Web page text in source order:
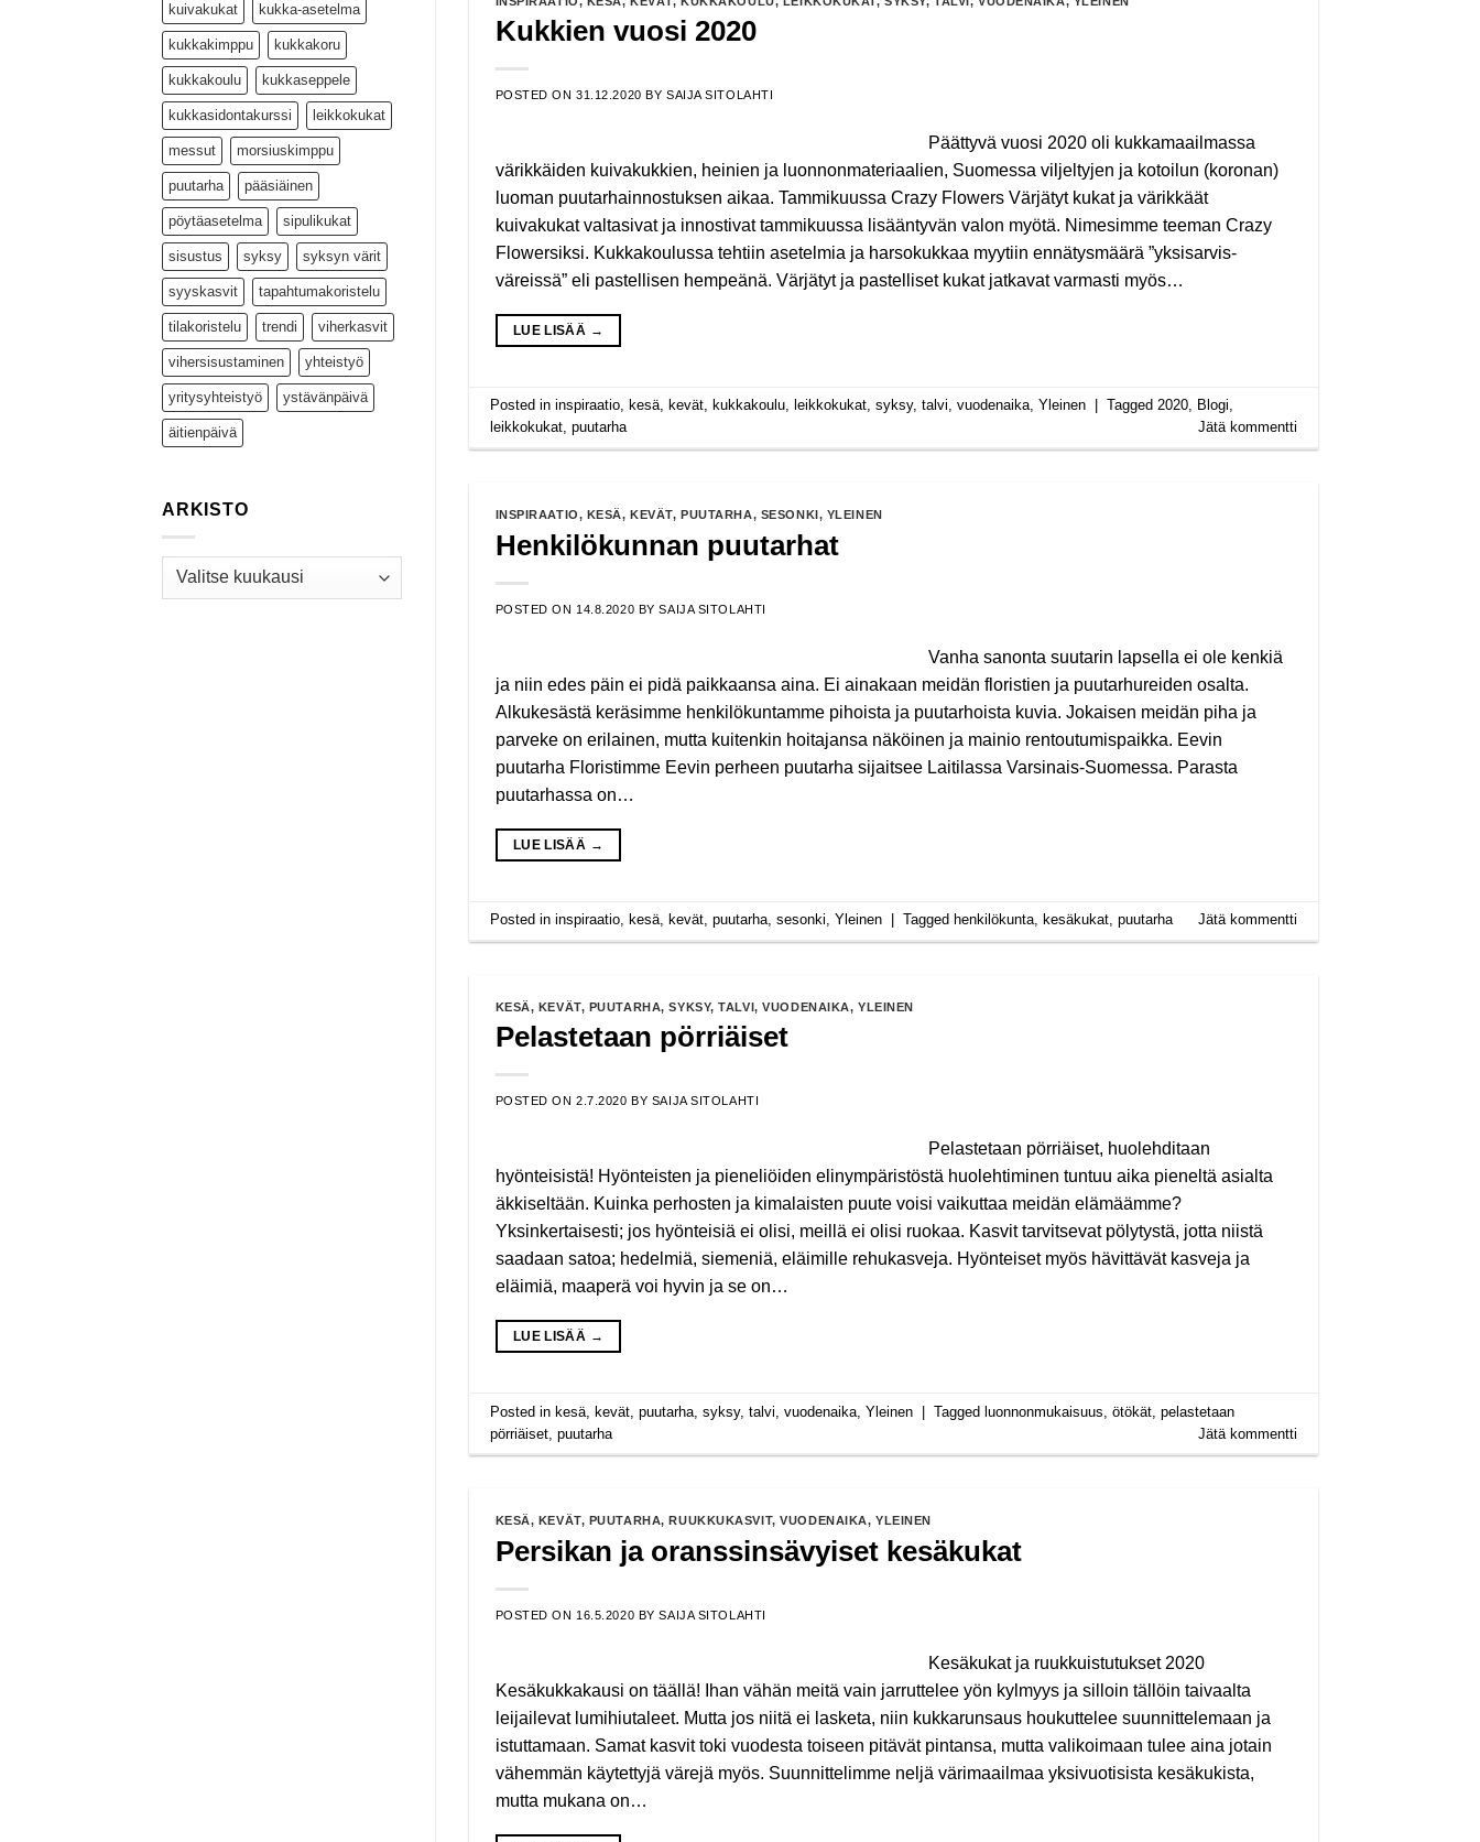
kuivakukat kukka-asetelma
kukkakimppu kukkakoru
kukkakoulu kukkaseppele
kukkasidontakurssi leikkokukat
messut morsiuskimppu
puutarha pääsiäinen
pöytäasetelma sipulikukat
sisustus syksy syksyn värit
syyskasvit tapahtumakoristelu
tilakoristelu trendi viherkasvit
vihersisustaminen yhteistyö
yritysyhteistyö ystävänpäivä
äitienpäivä
ARKISTO
Arkisto
Kukkien vuosi 2020
POSTED ON31.12.2020 BY SAIJA SITOLAHTI
Päättyvä vuosi 2020 oli kukkamaailmassa
värikkäiden kuivakukkien, heinien ja luonnonmateriaalien, Suomessa viljeltyjen ja kotoilun (koronan)
luoman puutarhainnostuksen aikaa. Tammikuussa Crazy Flowers Värjätyt kukat ja värikkäät
kuivakukat valtasivat ja innostivat tammikuussa lisääntyvän valon myötä. Nimesimme teeman Crazy
Flowersiksi. Kukkakoulussa tehtiin asetelmia ja harsokukkaa myytiin ennätysmäärä ”yksisarvis-
väreissä” eli pastellisen hempeänä. Värjätyt ja pastelliset kukat jatkavat varmasti myös…
LUE LISÄÄ →
Posted in inspiraatio, kesä, kevät, kukkakoulu, leikkokukat, syksy, talvi, vuodenaika, Yleinen Tagged 2020, Blogi,
leikkokukat, puutarha Jätä kommentti
INSPIRAATIO, KESÄ,KEVÄT,PUUTARHA, SESONKI, YLEINEN
Henkilökunnan puutarhat
POSTED ON 14.8.2020 BYSAIJA SITOLAHTI
Vanha sanonta suutarin lapsella ei ole kenkiä
ja niin edes päin ei pidä paikkaansa aina. Ei ainakaan meidän floristien ja puutarhureiden osalta.
Alkukesästä keräsimme henkilökuntamme pihoista ja puutarhoista kuvia. Jokaisen meidän piha ja
parveke on erilainen, mutta kuitenkin hoitajansa näköinen ja mainio rentoutumispaikka. Eevin
puutarha Floristimme Eevin perheen puutarha sijaitsee Laitilassa Varsinais-Suomessa. Parasta
puutarhassa on…
LUE LISÄÄ →
Posted in inspiraatio, kesä, kevät, puutarha, sesonki, Yleinen Tagged henkilökunta, kesäkukat, puutarha Jätä kommentti
KESÄ, KEVÄT, PUUTARHA,SYKSY,TALVI,VUODENAIKA,YLEINEN
Pelastetaan pörriäiset
POSTED ON2.7.2020 BY SAIJA SITOLAHTI
Pelastetaan pörriäiset, huolehditaan
hyönteisistä! Hyönteisten ja pieneliöiden elinympäristöstä huolehtiminen tuntuu aika pieneltä asialta
äkkiseltään. Kuinka perhosten ja kimalaisten puute voisi vaikuttaa meidän elämäämme?
Yksinkertaisesti; jos hyönteisiä ei olisi, meillä ei olisi ruokaa. Kasvit tarvitsevat pölytystä, jotta niistä
saadaan satoa; hedelmiä, siemeniä, eläimille rehukasveja. Hyönteiset myös hävittävät kasveja ja
eläimiä, maaperä voi hyvin ja se on…
LUE LISÄÄ →
Posted in kesä, kevät, puutarha, syksy, talvi vuodenaika, Yleinen Tagged luonnonmukaisuus ötökät, pelastetaan
pörriäiset, puutarha Jätä kommentti
KESÄ, KEVÄT, PUUTARHA, RUUKKUKASVIT,VUODENAIKA,YLEINEN
Persikan ja oranssinsävyiset kesäkukat
POSTED ON 16.5.2020 BYSAIJA SITOLAHTI
Kesäkukat ja ruukkuistutukset 2020
Kesäkukkakausi on täällä! Ihan vähän meitä vain jarruttelee yön kylmyys ja silloin tällöin taivaalta
leijailevat lumihiutaleet. Mutta jos niitä ei lasketa, niin kukkarunsaus houkuttelee suunnittelemaan ja
istuttamaan. Samat kasvit toki vuodesta toiseen pitävät pintansa, mutta valikoimaan tulee aina jotain
vähemmän käytettyjä värejä myös. Suunnittelimme neljä värimaailmaa yksivuotisista kesäkukista,
mutta mukana on…